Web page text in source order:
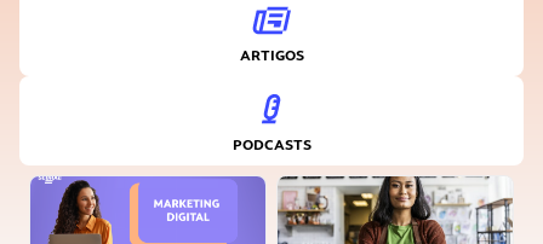
ARTIGOS
PODCASTS